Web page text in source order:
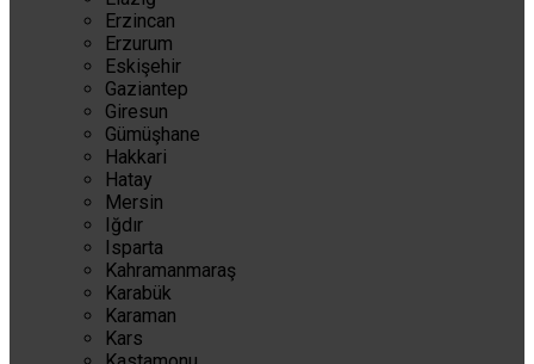
Erzincan
Erzurum
Eskişehir
Gaziantep
Giresun
Gümüşhane
Hakkari
Hatay
Mersin
Iğdır
Isparta
Kahramanmaraş
Karabük
Karaman
Kars